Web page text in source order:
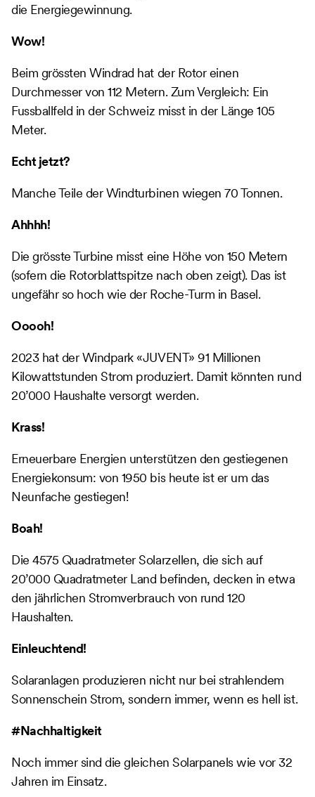
die Energiegewinnung.
Wow!
Beim grössten Windrad hat der Rotor einen
Durchmesser von 112 Metern. Zum Vergleich: Ein
Fussballfeld in der Schweiz misst in der Länge 105
Meter.
Echt jetzt?
Manche Teile der Windturbinen wiegen 70 Tonnen.
Ahhhh!
Die grösste Turbine misst eine Höhe von 150 Metern
(sofern die Rotorblattspitze nach oben zeigt). Das ist
ungefähr so hoch wie der Roche-Turm in Basel.
Ooooh!
2023 hat der Windpark «JUVENT» 91 Millionen
Kilowattstunden Strom produziert. Damit könnten rund
20’000 Haushalte versorgt werden.
Krass!
Erneuerbare Energien unterstützen den gestiegenen
Energiekonsum: von 1950 bis heute ist er um das
Neunfache gestiegen!
Boah!
Die 4575 Quadratmeter Solarzellen, die sich auf
20’000 Quadratmeter Land befinden, decken in etwa
den jährlichen Stromverbrauch von rund 120
Haushalten.
Einleuchtend!
Solaranlagen produzieren nicht nur bei strahlendem
Sonnenschein Strom, sondern immer, wenn es hell ist.
#Nachhaltigkeit
Noch immer sind die gleichen Solarpanels wie vor 32
Jahren im Einsatz.